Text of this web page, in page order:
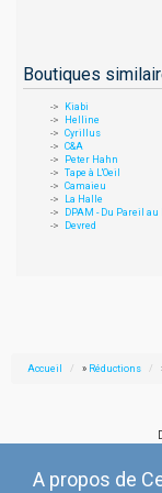
Boutiques
Kiabi
Helline
Cyrillus
C&A
Peter Hahn
Tape à L'Oeil
Camaieu
La Halle
DPAM - Du Pareil au
Devred
Accueil » Réductions
A propos de